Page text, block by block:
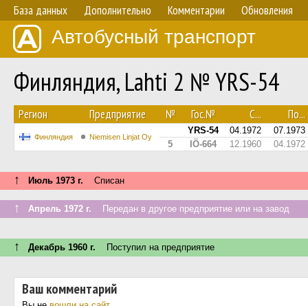
База данных Дополнительно Комментарии Обновления
Автобусный транспорт
Финляндия, Lahti 2 № YRS-54
Регион Предприятие № Гос.№ С... По...
Финляндия Niemisen Linjat Oy
YRS-54 04.1972
07.1973
5
IÖ-664 12.1960 04.1972
↑ Июль 1973 г. Списан
↑ Апрель 1972 г. Передан в другое предприятие или на завод
↑ Декабрь 1960 г. Поступил на предприятие
Ваш комментарий